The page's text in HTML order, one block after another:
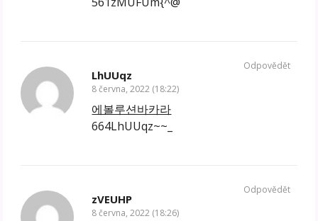
LhUUqz
8 června, 2022 (18:22)
에볼루션바카라
664LhUUqz~~_
Odpovědět
zVEUHP
8 června, 2022 (18:26)
Odpovědět